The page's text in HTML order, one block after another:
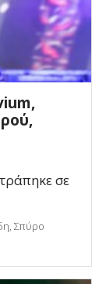
σε
Σπύρο